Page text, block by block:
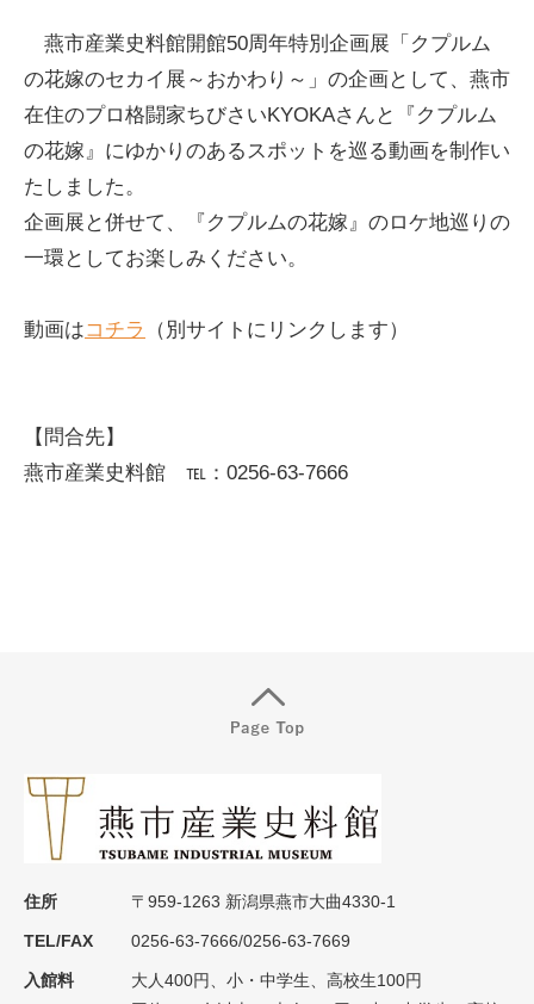
燕市産業史料館開館50周年特別企画展「クプルム
の花嫁のセカイ展～おかわり～」の企画として、燕市
在住のプロ格闘家ちびさいKYOKAさんと『クプルム
の花嫁』にゆかりのあるスポットを巡る動画を制作い
たしました。
企画展と併せて、『クプルムの花嫁』のロケ地巡りの
一環としてお楽しみください。
動画はコチラ （別サイトにリンクします）
【問合先】
燕市産業史料館 ℡：0256-63-7666
住所 〒959-1263 新潟県燕市大曲4330-1
TEL/FAX 0256-63-7666/0256-63-7669
入館料
大人400円、小・中学生、高校生100円